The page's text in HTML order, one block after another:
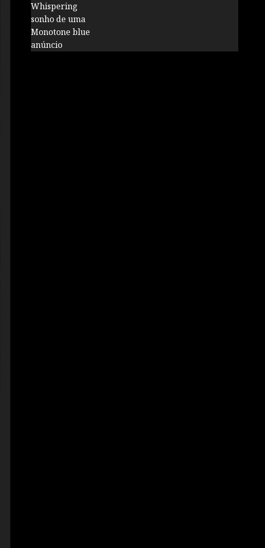
Whispering
sonho de uma
Monotone blue
anúncio